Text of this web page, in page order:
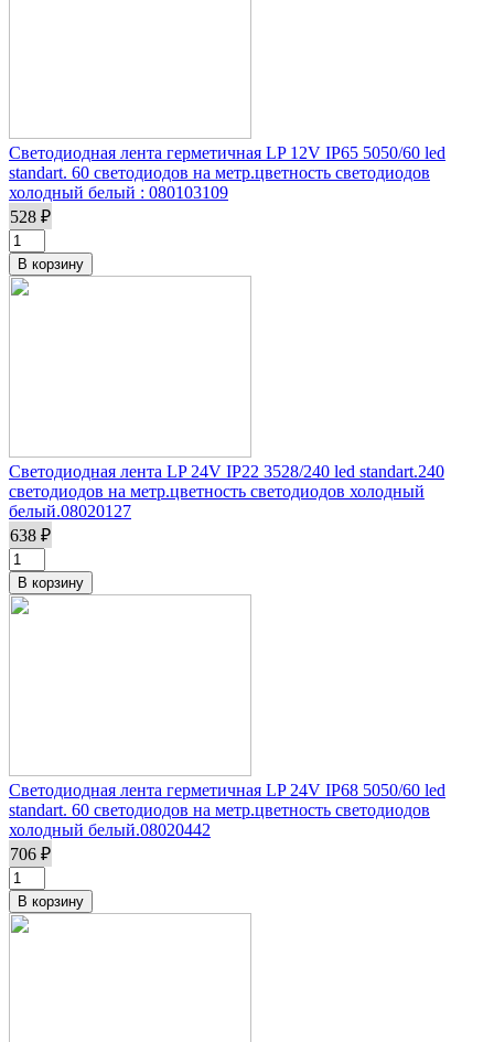
Светодиодная лента герметичная LP 12V IP65 5050/60 led
standart. 60 светодиодов на метр.цветность светодиодов
холодный белый : 080103109
528 ₽
Светодиодная лента LP 24V IP22 3528/240 led standart.240
светодиодов на метр.цветность светодиодов холодный
белый.08020127
638 ₽
Светодиодная лента герметичная LP 24V IP68 5050/60 led
standart. 60 светодиодов на метр.цветность светодиодов
холодный белый.08020442
706 ₽